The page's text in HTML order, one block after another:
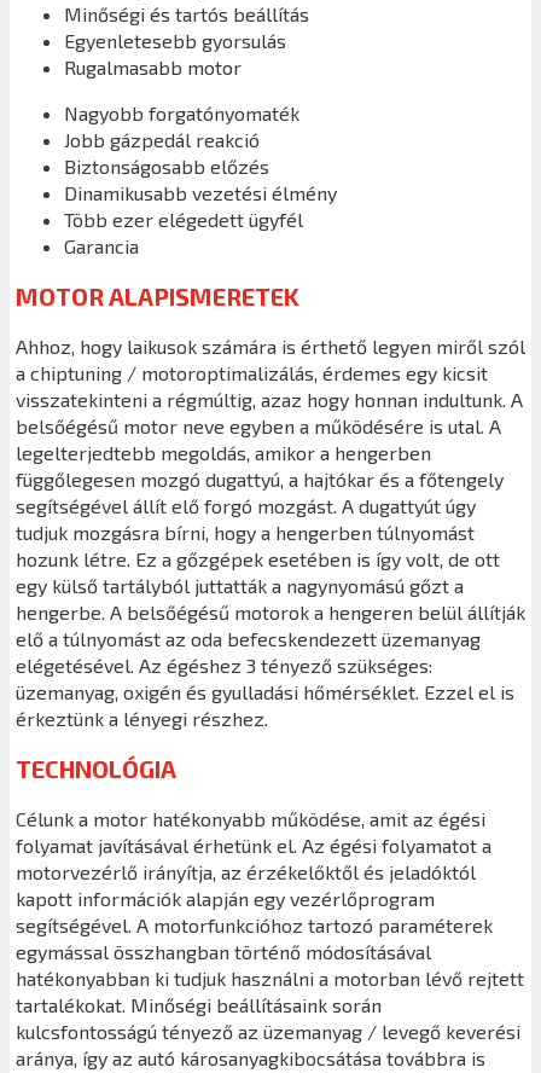
Minőségi és tartós beállítás
Egyenletesebb gyorsulás
Rugalmasabb motor
Nagyobb forgatónyomaték
Jobb gázpedál reakció
Biztonságosabb előzés
Dinamikusabb vezetési élmény
Több ezer elégedett ügyfél
Garancia
MOTOR ALAPISMERETEK
Ahhoz, hogy laikusok számára is érthető legyen miről szól
a chiptuning / motoroptimalizálás, érdemes egy kicsit
visszatekinteni a régmúltig, azaz hogy honnan indultunk. A
belsőégésű motor neve egyben a működésére is utal. A
legelterjedtebb megoldás, amikor a hengerben
függőlegesen mozgó dugattyú, a hajtókar és a főtengely
segítségével állít elő forgó mozgást. A dugattyút úgy
tudjuk mozgásra bírni, hogy a hengerben túlnyomást
hozunk létre. Ez a gőzgépek esetében is így volt, de ott
egy külső tartályból juttatták a nagynyomású gőzt a
hengerbe. A belsőégésű motorok a hengeren belül állítják
elő a túlnyomást az oda befecskendezett üzemanyag
elégetésével. Az égéshez 3 tényező szükséges:
üzemanyag, oxigén és gyulladási hőmérséklet. Ezzel el is
érkeztünk a lényegi részhez.
TECHNOLÓGIA
Célunk a motor hatékonyabb működése, amit az égési
folyamat javításával érhetünk el. Az égési folyamatot a
motorvezérlő irányítja, az érzékelőktől és jeladóktól
kapott információk alapján egy vezérlőprogram
segítségével. A motorfunkcióhoz tartozó paraméterek
egymással összhangban történő módosításával
hatékonyabban ki tudjuk használni a motorban lévő rejtett
tartalékokat. Minőségi beállításaink során
kulcsfontosságú tényező az üzemanyag / levegő keverési
aránya, így az autó károsanyagkibocsátása továbbra is